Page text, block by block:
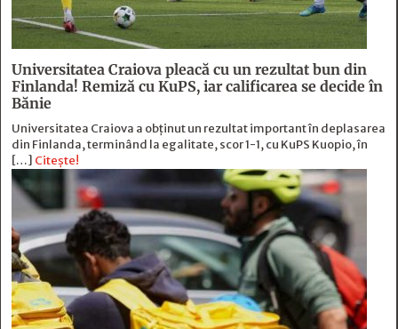
Universitatea Craiova pleacă cu un rezultat bun din
Finlanda! Remiză cu KuPS, iar calificarea se decide în
Bănie
Universitatea Craiova a obținut un rezultat important în deplasarea
din Finlanda, terminând la egalitate, scor 1-1, cu KuPS Kuopio, în
[…] Citește!